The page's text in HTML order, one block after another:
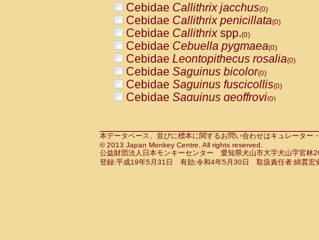
PitheciidaePithecia monachus
PitheciidaePithecia pithecia(0)
CercopithecidaeCercocebus agilis
CercopithecidaeCercocebus
CercopithecidaeCercocebus
CercopithecidaeCercocebus
CercopithecidaeCercocebus
CercopithecidaeCercocebushybrid
CercopithecidaePapio anubis(0)
CercopithecidaePapio cynocephalus
CercopithecidaePapio hamadryas(0)
Cebidae Callithrix jacchus(0)
Cebidae Callithrix penicillata(0)
Cebidae Callithrixspp.(0)
Cebidae Cebuella pygmaea(0)
Cebidae Leontopithecus rosalia(0)
Cebidae Saguinus bicolor(0)
Cebidae Saguinus fuscicollis(0)
Cebidae Saguinus geoffroyi(0)
CebidaeSaguinus leucopus(0)
CebidaeSaguinus midas(0)
Cebidae Saguinus mystax(0)
本データベース、並びに標本に関するお問い合わせはキュレータ
© 2013 Japan Monkey Centre. All rights reserved.
公益財団法人日本モンキーセンター 愛知県犬山市大字犬山字官
登録:平成19年5月31日 有効:令和4年5月30日 取扱責任者:綿貫宏